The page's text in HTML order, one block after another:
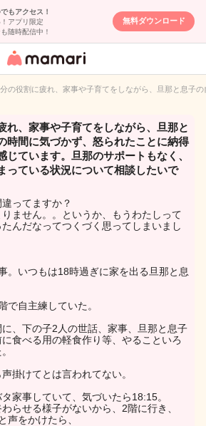
もアクセス！
アプリ限定
随時配信中！
無料ダウンロード
女性専用匿名QA
イト
の役割に疲れ、家事や子育てをしながら、旦那と息子
れ、家事や子育てをしながら、旦那と
時間に気づかず、怒られたことに納得
じています。旦那のサポートもなく、
っている状況について相談したいで
ってますか？
ません。。というか、もうわたしって
んだなってつくづく思ってしまいまし
。いつもは18時過ぎに家を出る旦那と息
で自主練していた。
、下の子2人の世話、家事、旦那と息子
食べる用の軽食作り等、やることいろ
掛けてとは言われてない。
家事していて、気づいたら18:15。
らせる様子がないから、2階に行き、
声をかけたら、